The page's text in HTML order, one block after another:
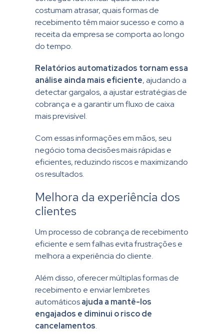
costumam atrasar, quais formas de
recebimento têm maior sucesso e como a
receita da empresa se comporta ao longo
do tempo.
Relatórios automatizados tornam essa
análise ainda mais eficiente, ajudando a
detectar gargalos, a ajustar estratégias de
cobrança e a garantir um fluxo de caixa
mais previsível.
Com essas informações em mãos, seu
negócio toma decisões mais rápidas e
eficientes, reduzindo riscos e maximizando
os resultados.
Melhora da experiência dos
clientes
Um processo de cobrança de recebimento
eficiente e sem falhas evita frustrações e
melhora a experiência do cliente.
Além disso, oferecer múltiplas formas de
recebimento e enviar lembretes
automáticosajuda a mantê-los
engajados e diminui o risco de
cancelamentos.